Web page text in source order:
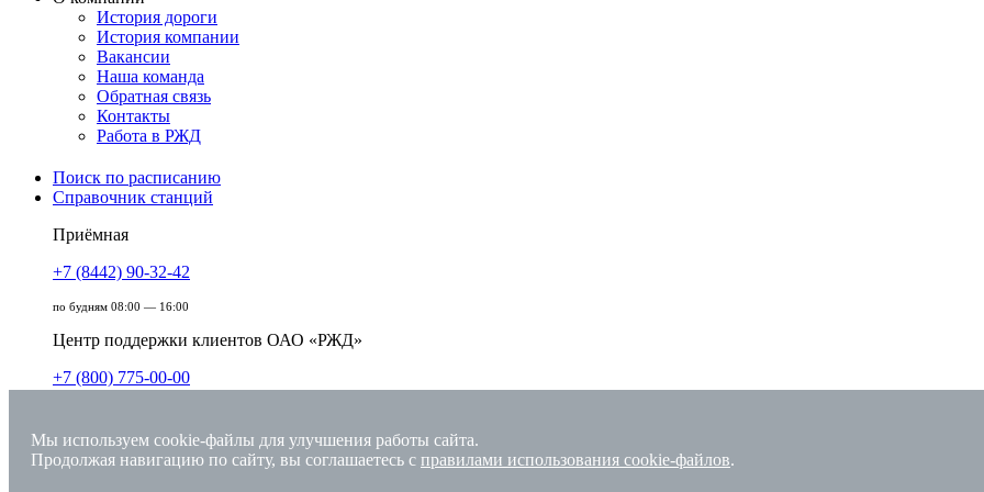
История дороги
История компании
Вакансии
Наша команда
Обратная связь
Контакты
Работа в РЖД
Поиск по расписанию
Справочник станций
Приёмная
+7 (8442) 90-32-42
по будням 08:00 — 16:00
Центр поддержки клиентов ОАО «РЖД»
+7 (800) 775-00-00
Единый номер вызова экстренных служб
Мы используем cookie-файлы для улучшения работы сайта.
Продолжая навигацию по сайту, вы соглашаетесь с правилами использования cookie-файлов.